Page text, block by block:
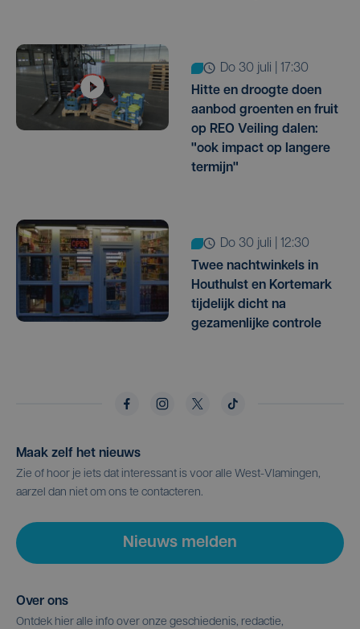
do 30 juli | 17:30
Hitte en droogte doen
aanbod groenten en fruit
op REO Veiling dalen:
"ook impact op langere
termijn"
do 30 juli | 12:30
Twee nachtwinkels in
Houthulst en Kortemark
tijdelijk dicht na
gezamenlijke controle
Maak zelf het nieuws
Zie of hoor je iets dat interessant is voor alle West-Vlamingen,
aarzel dan niet om ons te contacteren.
Nieuws melden
Over ons
Ontdek hier alle info over onze geschiedenis, redactie,